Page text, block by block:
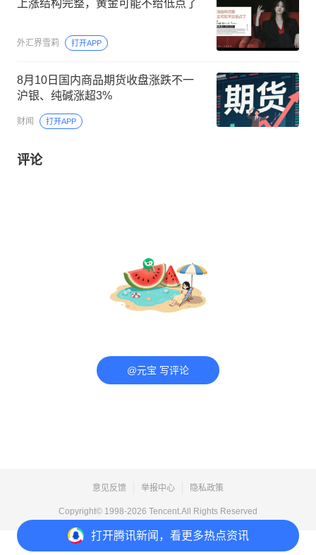
打开腾讯新闻，看更多热点资讯
上涨结构完整，黄金可能不给低点了
外汇界雪莉 打开APP
8月10日国内商品期货收盘涨跌不一
沪银、纯碱涨超3%
财闻 打开APP
评论
@元宝 写评论
意见反馈 举报中心 隐私政策
Copyright© 1998-2026 Tencent.All Rights Reserved